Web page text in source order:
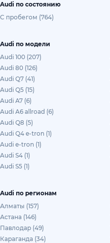
Audi по состоянию
С пробегом (764)
Audi по модели
Audi 100 (207)
Audi 80 (126)
Audi Q7 (41)
Audi Q5 (15)
Audi A7 (6)
Audi A6 allroad (6)
Audi Q8 (5)
Audi Q4 e-tron (1)
Audi e-tron (1)
Audi S4 (1)
Audi S5 (1)
Audi по регионам
Алматы (157)
Астана (146)
Павлодар (49)
Караганда (34)